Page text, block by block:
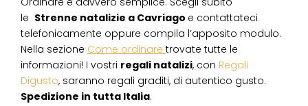
le Strenne natalizie a Cavriago e contattateci
telefonicamente oppure compila l’apposito modulo.
Nella sezione Come ordinare trovate tutte le
informazioni! I vostri regali natalizi, con Regali
Digusto, saranno regali graditi, di autentico gusto.
Spedizione in tutta Italia.